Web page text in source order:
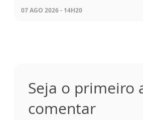
07 AGO 2026 - 14H20
Seja o primeiro
comentar